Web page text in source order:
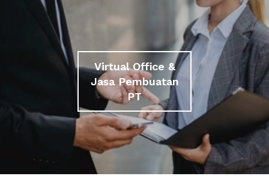
Virtual Office &
Jasa Pembuatan
PT